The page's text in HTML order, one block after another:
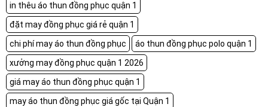
in thêu áo thun đồng phục quận 1
đặt may đồng phục giá rẻ quận 1
chi phí may áo thun đồng phục
áo thun đồng phục polo quận 1
xưởng may đồng phục quận 1 2026
giá may áo thun đồng phục quận 1
may áo thun đồng phục giá gốc tại Quận 1